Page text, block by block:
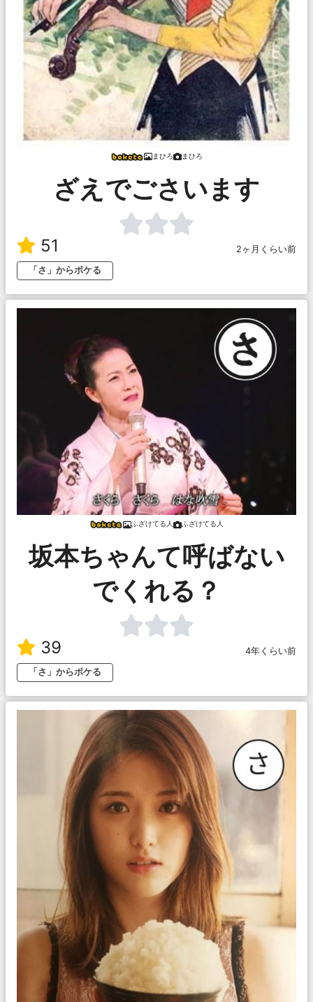
まひろ まひろ
ざえでごさいます
51
2ヶ月くらい前
「さ」からボケる
ふざけてる人 ふざけてる人
坂本ちゃんて呼ばない
でくれる？
39
4年くらい前
「さ」からボケる